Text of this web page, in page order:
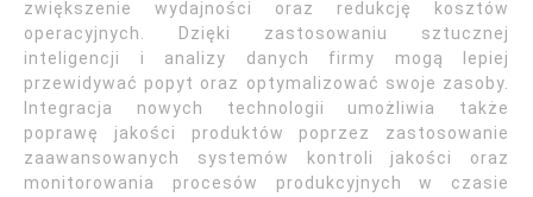
zwiększenie wydajności oraz redukcję kosztów
operacyjnych. Dzięki zastosowaniu sztucznej
inteligencji i analizy danych firmy mogą lepiej
przewidywać popyt oraz optymalizować swoje zasoby.
Integracja nowych technologii umożliwia także
poprawę jakości produktów poprzez zastosowanie
zaawansowanych systemów kontroli jakości oraz
monitorowania procesów produkcyjnych w czasie